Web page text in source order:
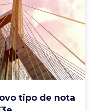
tipo de nota